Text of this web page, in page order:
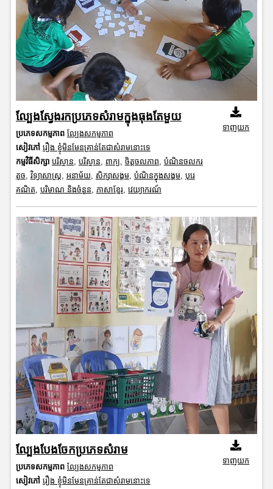
ល្បែងស្វែងរកប្រភេទសំរាមក្នុងធុងតែមួយ
ប្រភេទសកម្មភាព ល្បែងសកម្មភាព
សៀវភៅ រឿង ខ្ញុំមិនមែនគ្រាន់តែជាសំរាមនោះទេ
កម្មវិធីសិក្សា បរិស្ថាន, បរិស្ថាន, ពាក្យ, ចិត្តចលភាព, បំណិនចលករ
តូច, វិទ្យាសាស្រ្ត, អនាម័យ, សិក្សាសង្គម, បំណិនក្នុងសង្គម, បុរេ
គណិត, បរិមាណ និងចំនួន, ភាសាខ្មែរ, វេយ្យាករណ៍
ទាញយក
ល្បែងបែងចែកប្រភេទសំរាម
ប្រភេទសកម្មភាព ល្បែងសកម្មភាព
សៀវភៅ រឿង ខ្ញុំមិនមែនគ្រាន់តែជាសំរាមនោះទេ
ទាញយក